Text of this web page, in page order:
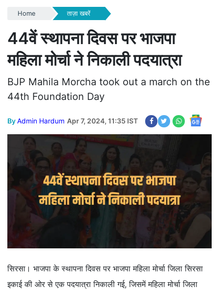
Home ताज़ा खबरें
44वें स्थापना दिवस पर भाजपा
महिला मोर्चा ने निकाली पदयात्रा
BJP Mahila Morcha took out a march on the
44th Foundation Day
ByAdmin Hardum Apr 7, 2024, 11:35 IST
सिरसा। भाजपा के स्थापना दिवस पर भाजपा महिला मोर्चा जिला सिरसा
इकाई की ओर से एक पदयात्रा निकाली गई, जिसमें महिला मोर्चा जिला